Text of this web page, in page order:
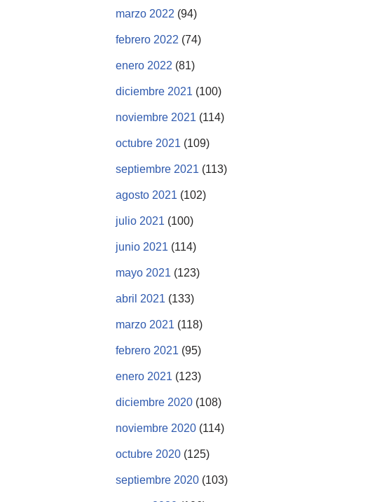
marzo 2022 (94)
febrero 2022 (74)
enero 2022 (81)
diciembre 2021 (100)
noviembre 2021 (114)
octubre 2021 (109)
septiembre 2021 (113)
agosto 2021 (102)
julio 2021 (100)
junio 2021 (114)
mayo 2021 (123)
abril 2021 (133)
marzo 2021 (118)
febrero 2021 (95)
enero 2021 (123)
diciembre 2020 (108)
noviembre 2020 (114)
octubre 2020 (125)
septiembre 2020 (103)